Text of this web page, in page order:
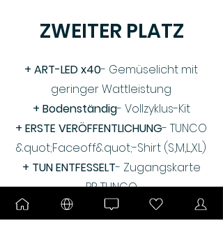
ZWEITER PLATZ
+ ART-LED x40- Gemüselicht mit
geringer Wattleistung
+ Bodenständig- Vollzyklus-Kit
+ ERSTE VERÖFFENTLICHUNG- TUNCO
&quot;Faceoff&quot;-Shirt (S,M,L,XL)
+ TUN ENTFESSELT- Zugangskarte
PR TUNCO
+ Unveröffentlichter CANDY